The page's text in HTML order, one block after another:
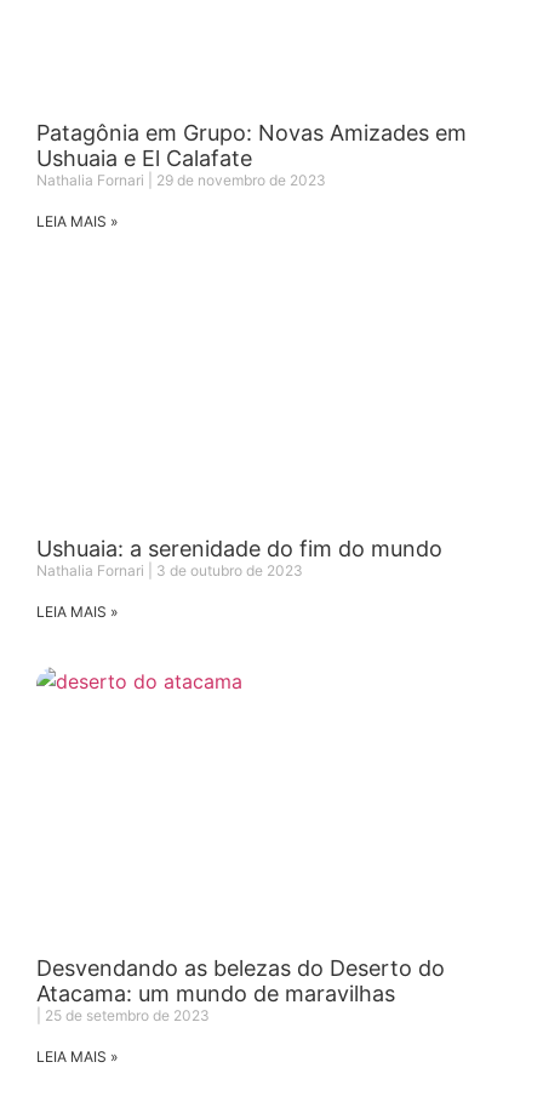
Patagônia em Grupo: Novas Amizades em
Ushuaia e El Calafate
Nathalia Fornari 29 de novembro de 2023
LEIA MAIS »
Ushuaia: a serenidade do fim do mundo
Nathalia Fornari 3 de outubro de 2023
LEIA MAIS »
Desvendando as belezas do Deserto do
Atacama: um mundo de maravilhas
25 de setembro de 2023
LEIA MAIS »